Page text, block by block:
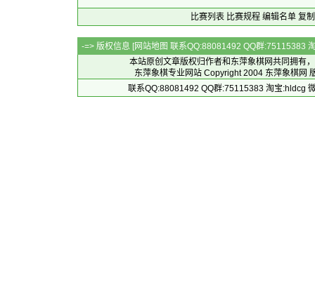
比赛列表 比赛规程 编辑名单 复
-=> 版权信息 [网站地图 联系QQ:88081492 QQ群:75115383
本站原创文章版权归作者和 东萍象棋网共同拥有
东萍象棋专业网站 Copyright 2004 东萍象棋网
联系QQ:88081492 QQ群:75115383 淘宝:hldcg